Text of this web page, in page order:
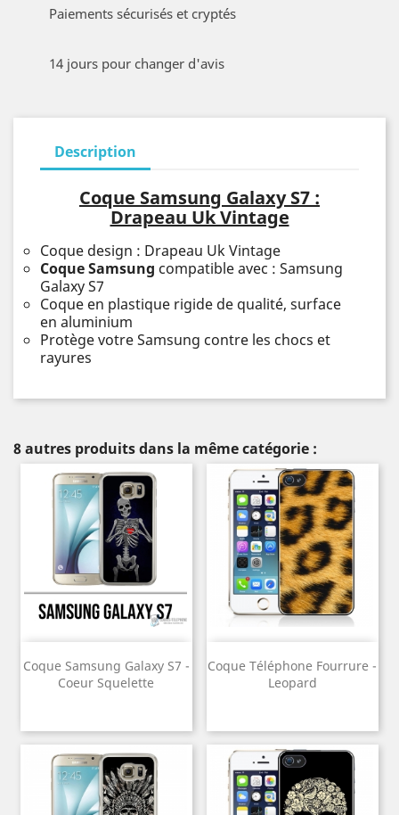
Paiements sécurisés et cryptés
14 jours pour changer d'avis
Description
Coque Samsung Galaxy S7 :
Drapeau Uk Vintage
Coque design : Drapeau Uk Vintage
Coque Samsung compatible avec : Samsung
Galaxy S7
Coque en plastique rigide de qualité, surface
en aluminium
Protège votre Samsung contre les chocs et
rayures
8 autres produits dans la même catégorie :
Coque Samsung Galaxy S7 -
Coeur Squelette
Coque Téléphone Fourrure -
Leopard